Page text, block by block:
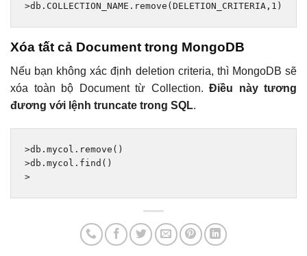
>db . COLLECTION_NAME . remove ( DELETION_CRITERIA , 1 )
Xóa tất cả Document trong MongoDB
Nếu bạn không xác định deletion criteria, thì MongoDB sẽ
xóa toàn bộ Document từ Collection. Điều này tương
đương với lệnh truncate trong SQL.
>db . mycol . remove ()
>db . mycol . find ()
>